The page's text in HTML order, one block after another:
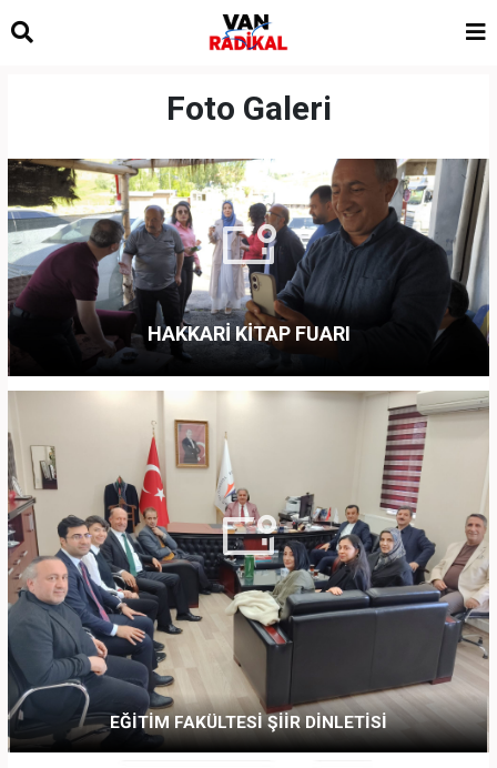
Foto Galeri
HAKKARİ KİTAP FUARI
EĞİTİM FAKÜLTESİ ŞİİR DİNLETİSİ